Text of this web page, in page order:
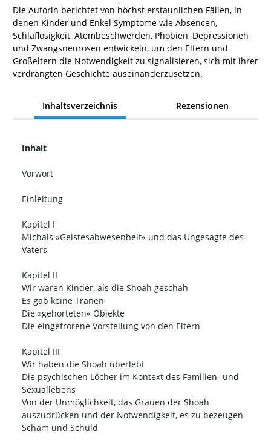
Die Autorin berichtet von höchst erstaunlichen Fällen, in
denen Kinder und Enkel Symptome wie Absencen,
Schlaflosigkeit, Atembeschwerden, Phobien, Depressionen
und Zwangsneurosen entwickeln, um den Eltern und
Großeltern die Notwendigkeit zu signalisieren, sich mit ihrer
verdrängten Geschichte auseinanderzusetzen.
Inhaltsverzeichnis Rezensionen
Inhalt
Vorwort
Einleitung
Kapitel I
Michals »Geistesabwesenheit« und das Ungesagte des
Vaters
Kapitel II
Wir waren Kinder, als die Shoah geschah
Es gab keine Tränen
Die »gehorteten« Objekte
Die eingefrorene Vorstellung von den Eltern
Kapitel III
Wir haben die Shoah überlebt
Die psychischen Löcher im Kontext des Familien- und
Sexuallebens
Von der Unmöglichkeit, das Grauen der Shoah
auszudrücken und der Notwendigkeit, es zu bezeugen
Scham und Schuld